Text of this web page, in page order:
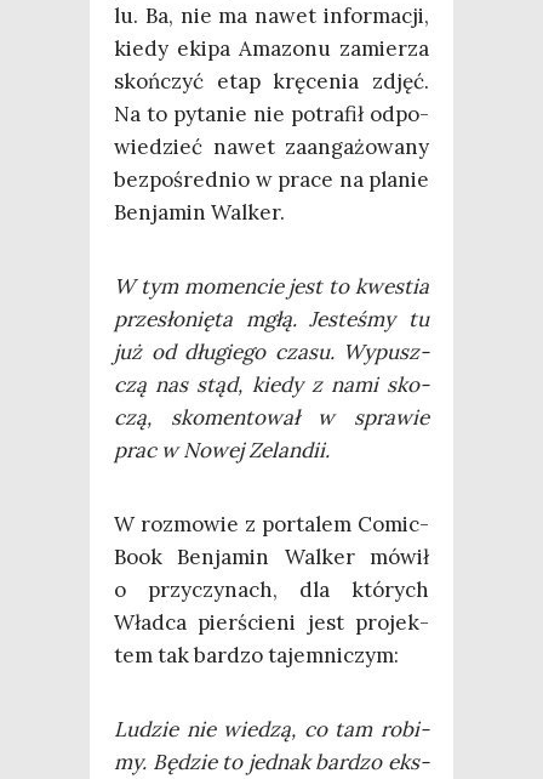
lu. Ba, nie ma nawet infor­ma­cji,
kie­dy eki­pa Ama­zo­nu zamie­rza
skoń­czyć etap krę­ce­nia zdjęć.
Na to pyta­nie nie potra­fił odpo­
wie­dzieć nawet zaan­ga­żo­wa­ny
bez­po­śred­nio w pra­ce na pla­nie
Ben­ja­min Walker.
W tym momen­cie jest to kwe­stia
prze­sło­nię­ta mgłą. Jeste­śmy tu
już od dłu­gie­go cza­su. Wypusz­
czą nas stąd, kie­dy z nami sko­
czą, sko­men­to­wał w spra­wie
prac w Nowej Zelandii.
W roz­mo­wie z por­ta­lem Comic­
Bo­ok Ben­ja­min Wal­ker mówił
o przy­czy­nach, dla któ­rych
Wład­ca pier­ście­ni jest pro­jek­
tem tak bar­dzo tajemniczym:
Ludzie nie wie­dzą, co tam robi­
my. Będzie to jed­nak bar­dzo eks­